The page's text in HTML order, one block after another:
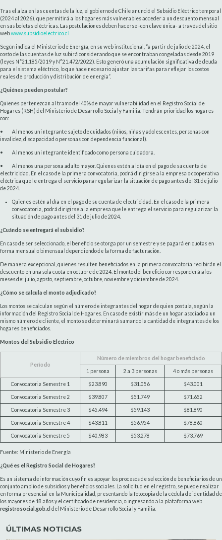
Tras el alza en las cuentas de la luz, el gobierno de Chile anunció el Subsidio Eléctrico temporal
(2024 al 2026), que permitirá a los hogares más vulnerables acceder a un descuento mensual
en sus boletas eléctricas. Las postulaciones deben hacerse -con clave única- a través del sitio
webwww.subsidioelectrico.cl
Según indica el Ministerio de Energía, en su web institucional, “a partir de julio de 2024, el
costo de las cuentas de luz subirá considerando que se encontraban congeladas desde 2019
(leyes N°21.185/2019 y N°21.472/2022). Esto generó una acumulación significativa de deuda
para el sistema eléctrico, lo que hace necesario ajustar las tarifas para reflejar los costos
reales de producción y distribución de energía”.
¿Quiénes pueden postular?
Quienes pertenezcan al tramo del 40% de mayor vulnerabilidad en el Registro Social de
Hogares (RSH) del Ministerio de Desarrollo Social y Familia. Tendrán prioridad los hogares
con:
• Al menos un integrante sujeto de cuidados (niños, niñas y adolescentes, personas con
invalidez, discapacidad o personas con dependencia funcional).
• Al menos un integrante identificado como persona cuidadora.
• Al menos una persona adulto mayor. Quienes estén al día en el pago de su cuenta de
electricidad. En el caso de la primera convocatoria, podrá dirigirse a la empresa o cooperativa
eléctrica que le entrega el servicio para regularizar la situación de pago antes del 31 de julio
de 2024.
Quienes estén al día en el pago de su cuenta de electricidad. En el caso de la primera
convocatoria, podrá dirigirse a la empresa que le entrega el servicio para regularizar la
situación de pago antes del 31 de julio de 2024.
¿Cuándo se entregará el subsidio?
En caso de ser seleccionado, el beneficio se otorga por un semestre y se pagará en cuotas en
forma mensual o bimensual dependiendo de la forma de facturación.
De manera excepcional, quienes resulten beneficiados en la primera convocatoria recibirán el
descuento en una sola cuota en octubre de 2024. El monto del beneficio corresponderá a los
meses de: julio, agosto, septiembre, octubre, noviembre y diciembre de 2024.
¿Cómo se calcula el monto adjudicado?
Los montos se calculan según el número de integrantes del hogar de quien postula, según la
información del Registro Social de Hogares. En caso de existir más de un hogar asociado a un
mismo número de cliente, el monto se determinará sumando la cantidad de integrantes de los
hogares beneficiados.
Montos del Subsidio Eléctrico
Período
Número de miembros del hogar beneficiado
1 persona 2 a 3 personas 4 o más personas
Convocatoria Semestre 1 $23.890 $31.056 $43.001
Convocatoria Semestre 2 $39.807 $51.749 $71.652
Convocatoria Semestre 3 $45.494 $59.143 $81.890
Convocatoria Semestre 4 $43.811 $56.954 $78.860
Convocatoria Semestre 5 $40.983 $53.278 $73.769
Fuente: Ministerio de Energía
¿Qué es el Registro Social de Hogares?
Es un sistema de información cuyo fin es apoyar los procesos de selección de beneficiarios de un
conjunto amplio de subsidios y beneficios sociales. La solicitud en el registro, se puede realizar
en forma presencial en la Municipalidad, presentando la fotocopia de la cédula de identidad de
los mayores de 18 años y el certificado de residencia, o ingresando a la plataforma web
registrosocial.gob.cl del Ministerio de Desarrollo Social y Familia.
ÚLTIMAS NOTICIAS